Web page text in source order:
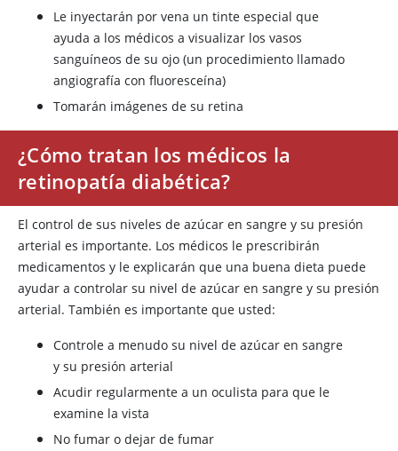
Le inyectarán por vena un tinte especial que
ayuda a los médicos a visualizar los vasos
sanguíneos de su ojo (un procedimiento llamado
angiografía con fluoresceína)
Tomarán imágenes de su retina
¿Cómo tratan los médicos la
retinopatía diabética?
El control de sus niveles de azúcar en sangre y su presión
arterial es importante. Los médicos le prescribirán
medicamentos y le explicarán que una buena dieta puede
ayudar a controlar su nivel de azúcar en sangre y su presión
arterial. También es importante que usted:
Controle a menudo su nivel de azúcar en sangre
y su presión arterial
Acudir regularmente a un oculista para que le
examine la vista
No fumar o dejar de fumar